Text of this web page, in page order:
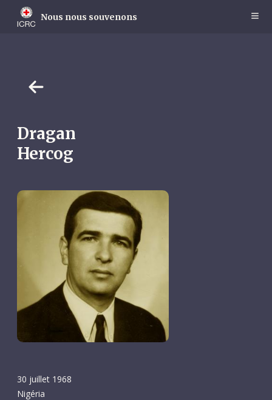
main
Nous nous souvenons
Dragan
Hercog
30 juillet 1968
Nigéria